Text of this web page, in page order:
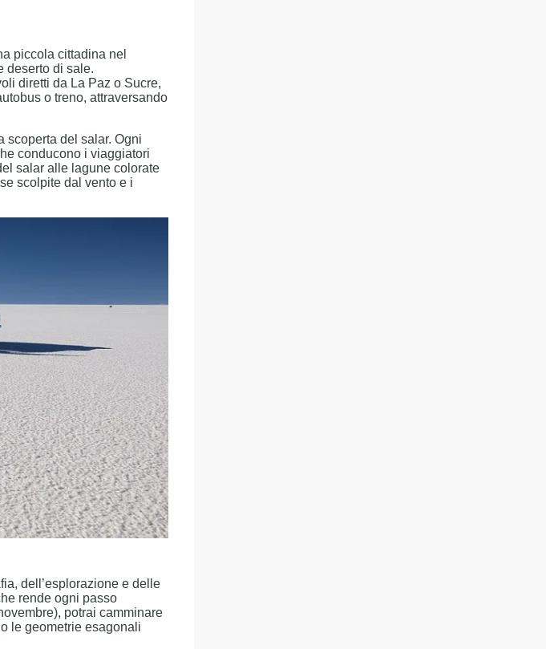
piccola cittadina nel
deserto di sale.
diretti da La Paz o Sucre,
o treno, attraversando
scoperta del salar. Ogni
conducono i viaggiatori
salar alle lagune colorate
scolpite dal vento e i
dell’esplorazione e delle
rende ogni passo
potrai camminare
le geometrie esagonali